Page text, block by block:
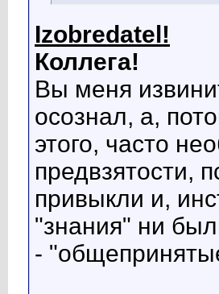
Izobredatel!
Коллега!
Вы меня
осознал, а,
этого, часто
предвзятости,
привыкли и,
"знания" ни
-